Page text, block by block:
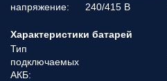
напряжение:
240/415 В
Характеристики батарей
Тип
подключаемых
АКБ: